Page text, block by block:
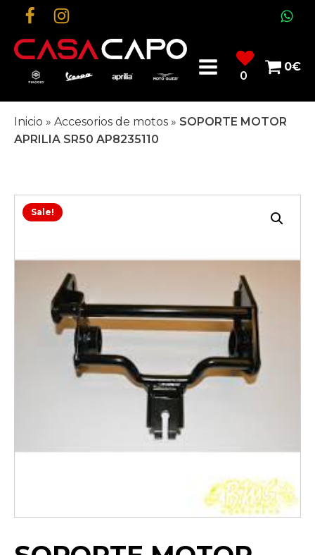
0
0€
Inicio » Accesorios de motos » SOPORTE MOTOR
APRILIA SR50 AP8235110
Sale!